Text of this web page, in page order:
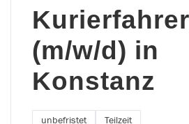
Kurierfahrer
(m/w/d) in
Konstanz
unbefristet Teilzeit